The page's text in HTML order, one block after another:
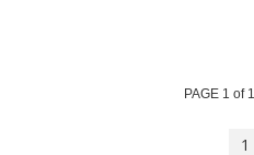
PAGE 1 of
1